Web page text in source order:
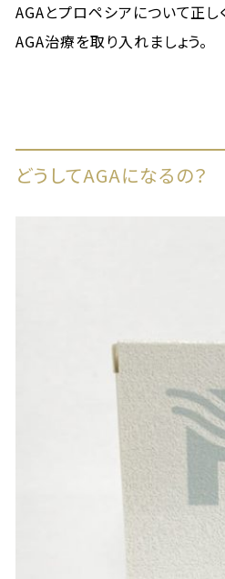
AGAとプロペシアについて正し
AGA治療を取り入れましょう。
どうしてAGAになるの？